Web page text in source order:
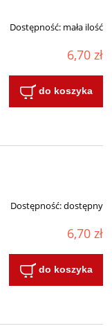
Dostępność: mała ilość
6,70 zł
do koszyka
Dostępność:dostępny
6,70 zł
do koszyka